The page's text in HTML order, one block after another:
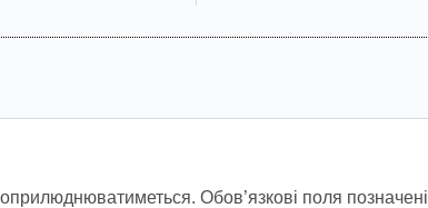
Обов’язкові поля позначені